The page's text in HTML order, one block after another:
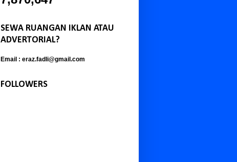
SEWA RUANGAN IKLAN ATAU
ADVERTORIAL?
Email : eraz.fadli@gmail.com
FOLLOWERS